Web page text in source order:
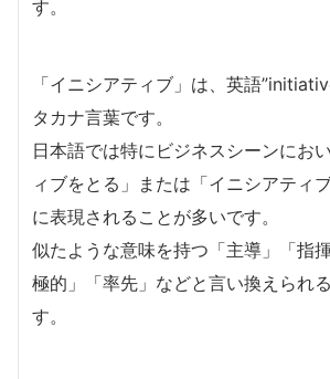
す。
「イニシアティブ」は、英語
タカナ言葉です。
日本語では特にビジネスシーンにお
ィブをとる」または「イニシアティ
に表現されることが多いです。
似たような意味を持つ「主導」「指
極的」「率先」などと言い換えられ
す。